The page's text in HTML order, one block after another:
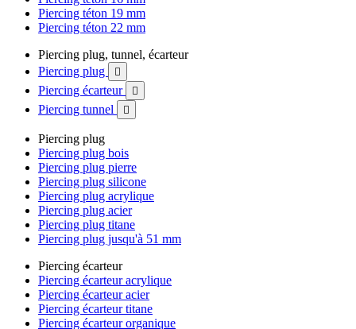
Piercing téton 19 mm
Piercing téton 22 mm
Piercing plug, tunnel, écarteur
Piercing plug

Piercing écarteur 
Piercing tunnel 
Piercing plug
Piercing plug bois
Piercing plug pierre
Piercing plug silicone
Piercing plug acrylique
Piercing plug acier
Piercing plug titane
Piercing plug jusqu'à 51 mm
Piercing écarteur
Piercing écarteur acrylique
Piercing écarteur acier
Piercing écarteur titane
Piercing écarteur organique